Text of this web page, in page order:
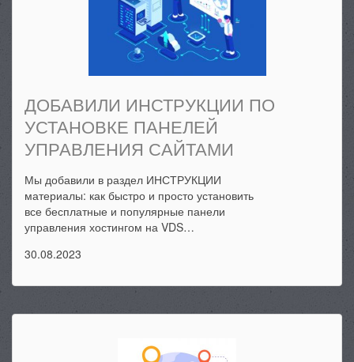
ДОБАВИЛИ ИНСТРУКЦИИ ПО
УСТАНОВКЕ ПАНЕЛЕЙ
УПРАВЛЕНИЯ САЙТАМИ
Мы добавили в раздел ИНСТРУКЦИИ
материалы: как быстро и просто установить
все бесплатные и популярные панели
управления хостингом на VDS…
30.08.2023